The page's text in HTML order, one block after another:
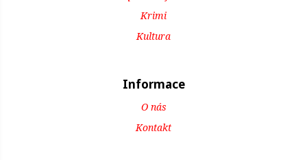
Krimi
Kultura
Informace
O nás
Kontakt